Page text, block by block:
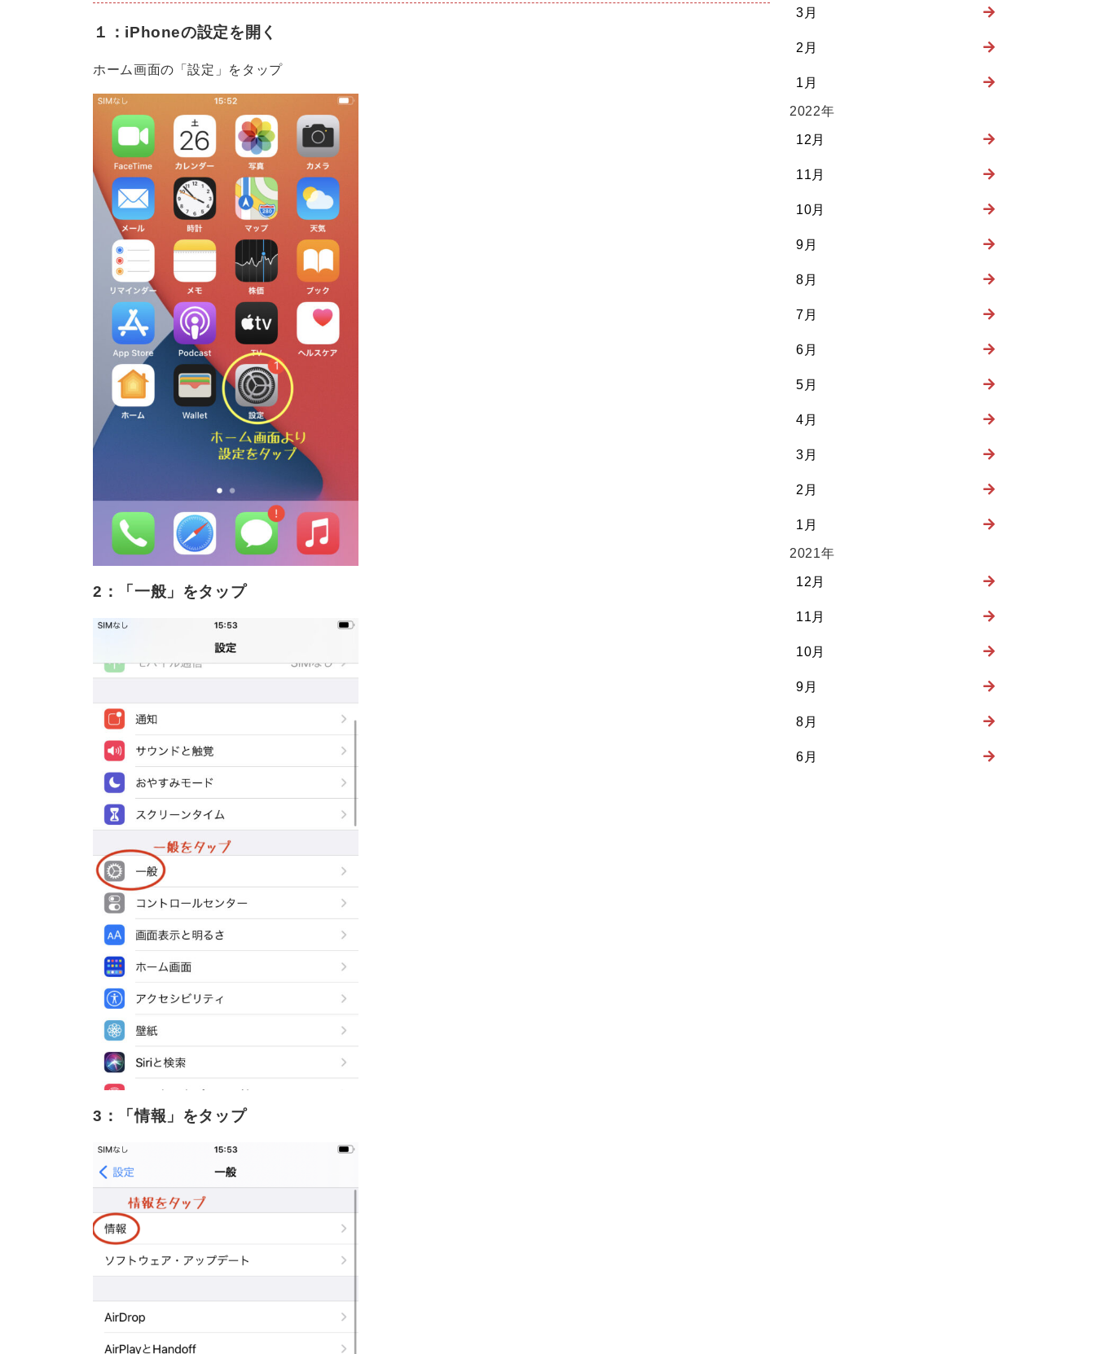
１：iPhoneの設定を開く
ホーム画面の「設定」をタップ
2：「一般」をタップ
3：「情報」をタップ
3月
2月
1月
2022年
12月
11月
10月
9月
8月
7月
6月
5月
4月
3月
2月
1月
2021年
12月
11月
10月
9月
8月
6月